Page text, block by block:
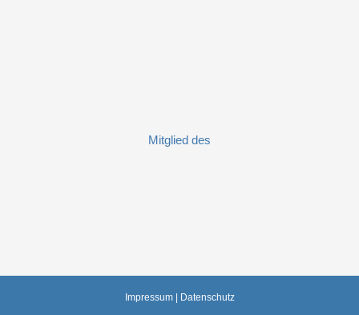
Mitglied des
Impressum| Datenschutz